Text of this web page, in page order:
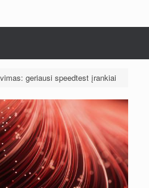
geriausi speedtest įrankiai